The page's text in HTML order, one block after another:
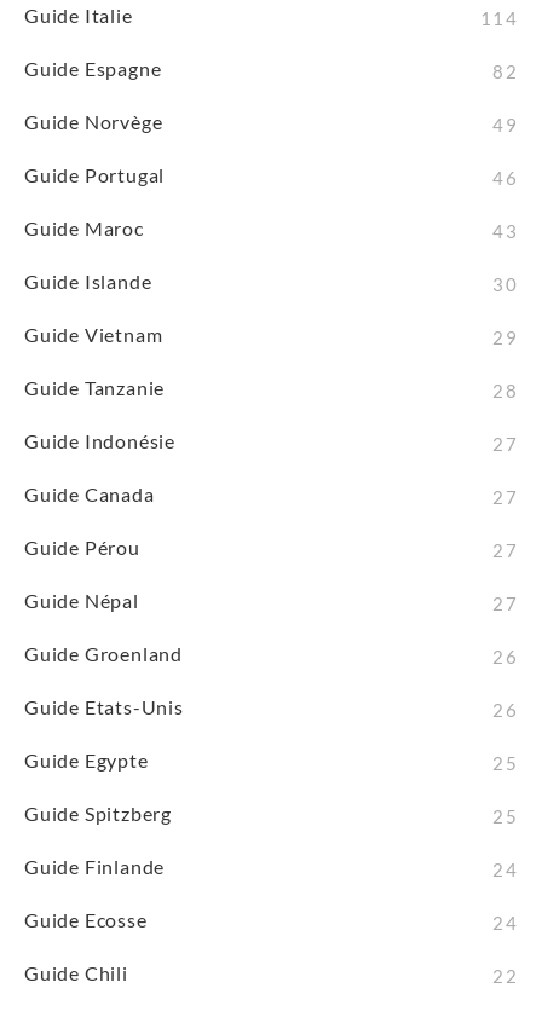
Guide Italie 114
Guide Espagne 82
Guide Norvège 49
Guide Portugal 46
Guide Maroc 43
Guide Islande 30
Guide Vietnam 29
Guide Tanzanie 28
Guide Indonésie 27
Guide Canada 27
Guide Pérou 27
Guide Népal 27
Guide Groenland 26
Guide Etats-Unis 26
Guide Egypte 25
Guide Spitzberg 25
Guide Finlande 24
Guide Ecosse 24
Guide Chili 22